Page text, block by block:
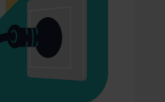
de partner op het gebied
Er is geen partner die
is als deze partij. Al